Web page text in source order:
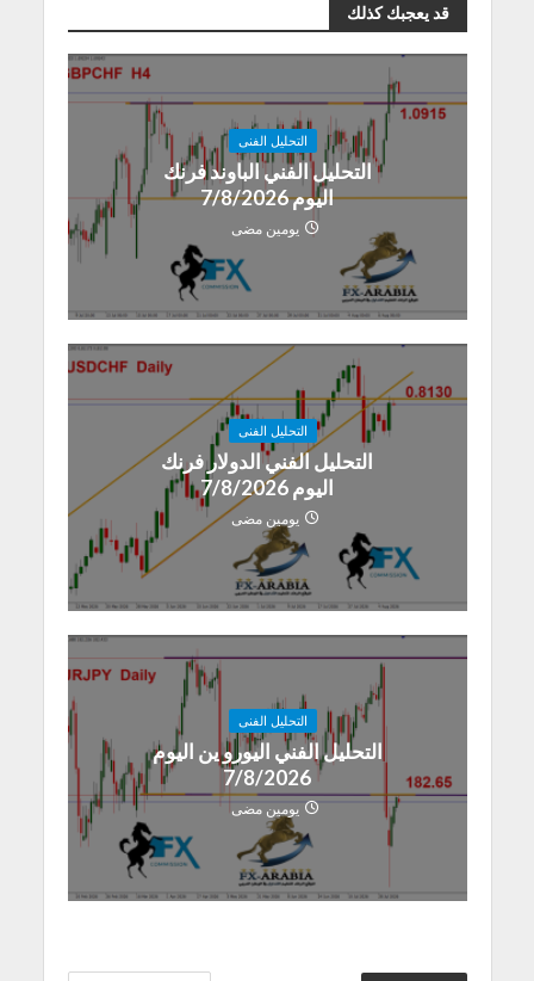
قد يعجبك كذلك
التحليل الفنى
التحليل الفني الباوند فرنك
اليوم 7/8/2026
يومين مضى
التحليل الفنى
التحليل الفني الدولار فرنك
اليوم 7/8/2026
يومين مضى
التحليل الفنى
التحليل الفني اليورو ين اليوم
7/8/2026
يومين مضى